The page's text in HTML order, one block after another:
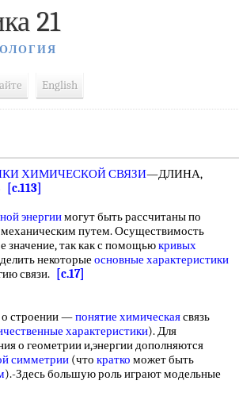
21
English
ХИМИЧЕСКОЙ СВЯЗИ—ДЛИНА,
[c.113]
энергиимогут быть рассчитаны по
путем. Осуществимость
значение, так как с помощьюкривых
некоторые основные характеристики
связи. [c.17]
строении —понятие химическаясвязь
характеристики). Для
о геометрии и,энергии дополняются
симметрии (что кратко может быть
).-Здесь большую роль играют модельные